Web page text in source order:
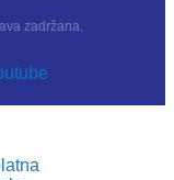
zadržana.